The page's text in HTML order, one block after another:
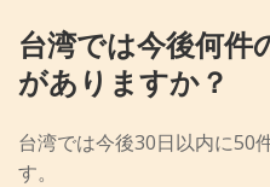
台湾では今後何件
がありますか？
台湾では今後30日以内に50
す。